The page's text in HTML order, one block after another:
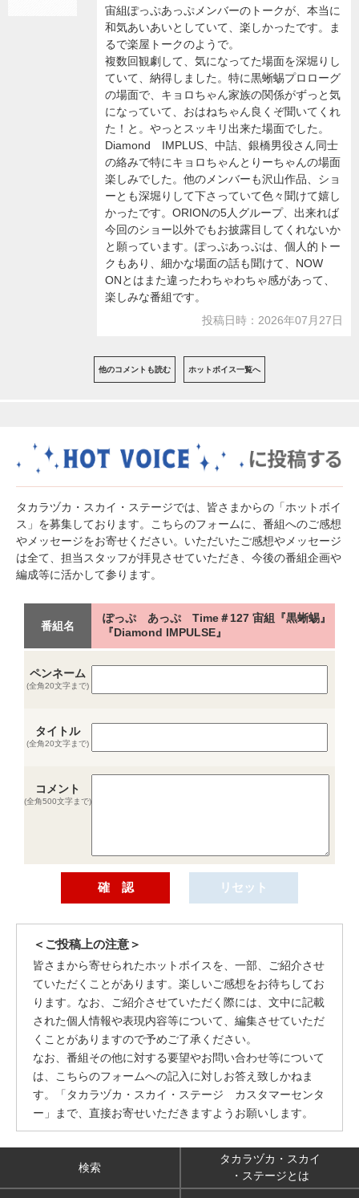
宙組ぽっぷあっぷメンバーのトークが、本当に
和気あいあいとしていて、楽しかったです。ま
るで楽屋トークのようで。
複数回観劇して、気になってた場面を深堀りし
ていて、納得しました。特に黒蜥蜴プロローグ
の場面で、キョロちゃん家族の関係がずっと気
になっていて、おはねちゃん良くぞ聞いてくれ
た！と。やっとスッキリ出来た場面でした。
Diamond IMPLUS、中詰、銀橋男役さん同士
の絡みで特にキョロちゃんとりーちゃんの場面
楽しみでした。他のメンバーも沢山作品、ショ
ーとも深堀りして下さっていて色々聞けて嬉し
かったです。ORIONの5人グループ、出来れば
今回のショー以外でもお披露目してくれないか
と願っています。ぽっぷあっぷは、個人的トー
クもあり、細かな場面の話も聞けて、NOW
ONとはまた違ったわちゃわちゃ感があって、
楽しみな番組です。
投稿日時：2026年07月27日
他のコメントも読む ホットボイス一覧へ
タカラヅカ・スカイ・ステージでは、皆さまからの「ホットボイ
ス」を募集しております。こちらのフォームに、番組へのご感想
やメッセージをお寄せください。いただいたご感想やメッセージ
は全て、担当スタッフが拝見させていただき、今後の番組企画や
編成等に活かして参ります。
番組名
ぽっぷ あっぷ Time＃127 宙組『黒蜥蜴』
『Diamond IMPULSE』
ペンネーム
(全角20文字まで)
タイトル
(全角20文字まで)
コメント
(全角500文字まで)
＜ご投稿上の注意＞
皆さまから寄せられたホットボイスを、一部、ご紹介させ
ていただくことがあります。楽しいご感想をお待ちしてお
ります。なお、ご紹介させていただく際には、文中に記載
された個人情報や表現内容等について、編集させていただ
くことがありますので予めご了承ください。
なお、番組その他に対する要望やお問い合わせ等について
は、こちらのフォームへの記入に対しお答え致しかねま
す。「タカラヅカ・スカイ・ステージ カスタマーセンタ
ー」まで、直接お寄せいただきますようお願いします。
検索
タカラヅカ・スカイ
・ステージとは